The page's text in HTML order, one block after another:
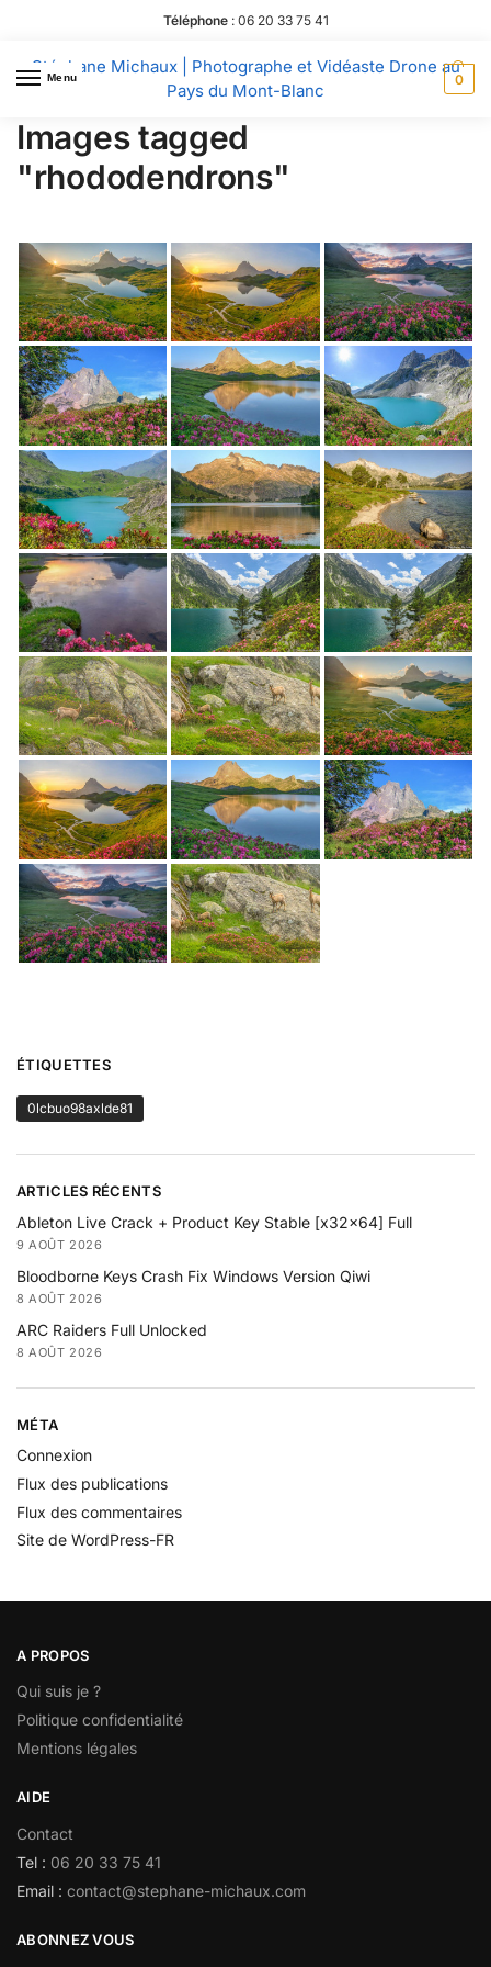
Téléphone: 06 20 33 75 41
Menu
Stéphane Michaux | Photographe et Vidéaste Drone au
Pays du Mont-Blanc
0
Images tagged
"rhododendrons"
ÉTIQUETTES
0lcbuo98axlde81
ARTICLES RÉCENTS
Ableton Live Crack + Product Key Stable [x32x64] Full
9 AOÛT 2026
Bloodborne Keys Crash Fix Windows Version Qiwi
8 AOÛT 2026
ARC Raiders Full Unlocked
8 AOÛT 2026
MÉTA
Connexion
Flux des publications
Flux des commentaires
Site de WordPress-FR
A PROPOS
Qui suis je ?
Politique confidentialité
Mentions légales
AIDE
Contact
Tel : 06 20 33 75 41
Email : contact@stephane-michaux.com
ABONNEZ VOUS